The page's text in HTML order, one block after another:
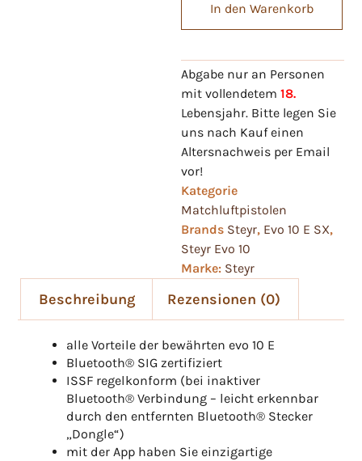
In den Warenkorb
Abgabe nur an Personen
mit vollendetem 18.
Lebensjahr. Bitte legen Sie
uns nach Kauf einen
Altersnachweis per Email
vor!
Kategorie
Matchluftpistolen
Brands Steyr, Evo 10 E SX,
Steyr Evo 10
Marke: Steyr
Beschreibung Rezensionen (0)
alle Vorteile der bewährten evo 10 E
Bluetooth® SIG zertifiziert
ISSF regelkonform (bei inaktiver
Bluetooth® Verbindung – leicht erkennbar
durch den entfernten Bluetooth® Stecker
„Dongle“)
mit der App haben Sie einzigartige